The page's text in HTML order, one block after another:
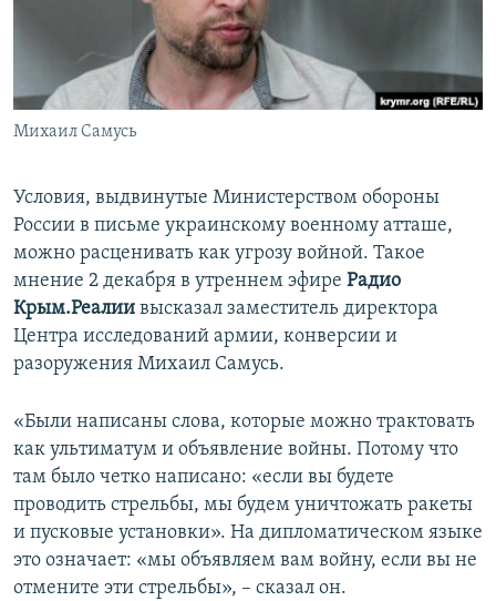
ПОБЕДИТЕЛЕЙ НЕ СУДЯТ?
КРЫМ.НЕПОКОРЕННЫЙ
ELIFBE
УКРАИНСКАЯ ПРОБЛЕМА КРЫМА
ПРИСОЕДИНЯЙТЕСЬ!
Михаил Самусь
Условия, выдвинутые Министерством обороны
России в письме украинскому военному атташе,
можно расценивать как угрозу войной. Такое
мнение 2 декабря в утреннем эфире Радио
Крым.Реалии высказал заместитель директора
Центра исследований армии, конверсии и
разоружения Михаил Самусь.
«Были написаны слова, которые можно трактовать
как ультиматум и объявление войны. Потому что
там было четко написано: «если вы будете
проводить стрельбы, мы будем уничтожать ракеты
и пусковые установки». На дипломатическом языке
это означает: «мы объявляем вам войну, если вы не
отмените эти стрельбы», – сказал он.